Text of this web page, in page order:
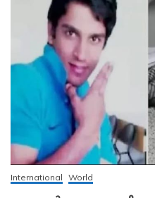
International World